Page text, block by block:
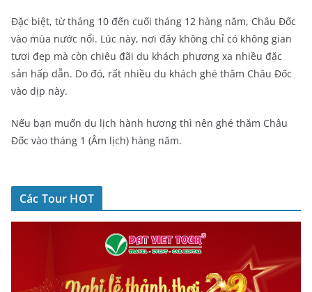
Đặc biệt, từ tháng 10 đến cuối tháng 12 hàng năm, Châu Đốc
vào mùa nước nổi. Lúc này, nơi đây không chỉ có không gian
tươi đẹp mà còn chiêu đãi du khách phương xa nhiều đặc
sản hấp dẫn. Do đó, rất nhiều du khách ghé thăm Châu Đốc
vào dịp này.
Nếu bạn muốn du lịch hành hương thì nên ghé thăm Châu
Đốc vào tháng 1 (Âm lịch) hàng năm.
Các Tour HOT